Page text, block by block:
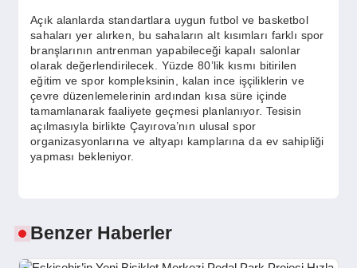
Açık alanlarda standartlara uygun futbol ve basketbol
sahaları yer alırken, bu sahaların alt kısımları farklı spor
branşlarının antrenman yapabileceği kapalı salonlar
olarak değerlendirilecek. Yüzde 80’lik kısmı bitirilen
eğitim ve spor kompleksinin, kalan ince işçiliklerin ve
çevre düzenlemelerinin ardından kısa süre içinde
tamamlanarak faaliyete geçmesi planlanıyor. Tesisin
açılmasıyla birlikte Çayırova’nın ulusal spor
organizasyonlarına ve altyapı kamplarına da ev sahipliği
yapması bekleniyor.
Benzer Haberler